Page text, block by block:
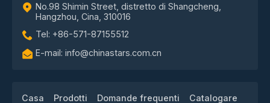
No.98 Shimin Street, distretto di Shangcheng,
Hangzhou, Cina, 310016
Tel: +86-571-87155512
E-mail: info@chinastars.com.cn
Casa Prodotti Domande frequenti Catalogare